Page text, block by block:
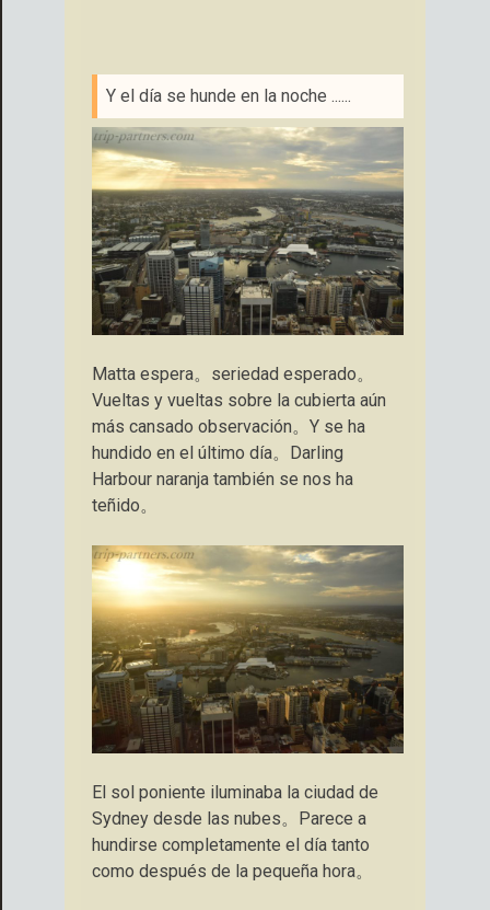
Y el día se hunde en la noche ......
Matta espera。seriedad esperado。
Vueltas y vueltas sobre la cubierta aún
más cansado observación。Y se ha
hundido en el último día。Darling
Harbour naranja también se nos ha
teñido。
El sol poniente iluminaba la ciudad de
Sydney desde las nubes。Parece a
hundirse completamente el día tanto
como después de la pequeña hora。